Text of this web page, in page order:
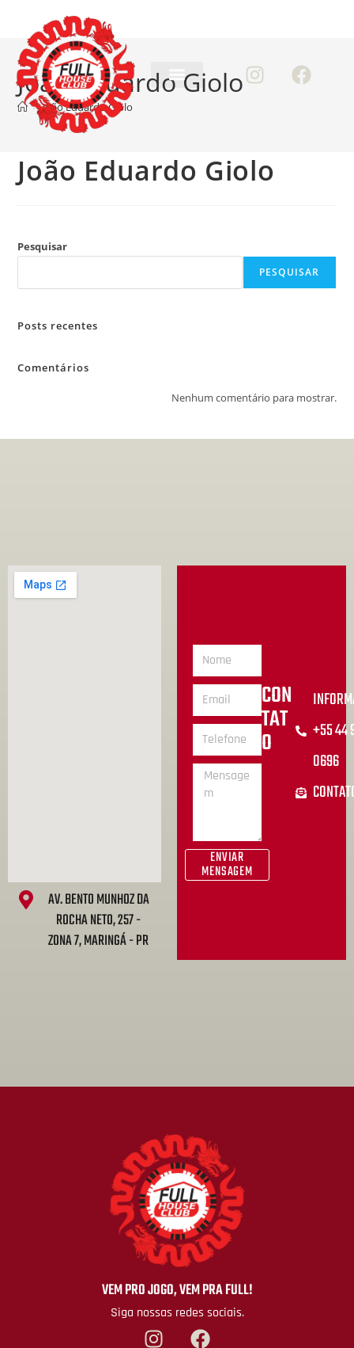
João Eduardo Giolo
> João Eduardo Giolo
João Eduardo Giolo
Pesquisar
PESQUISAR
Posts recentes
Comentários
Nenhum comentário para mostrar.
AV. BENTO MUNHOZ DA
ROCHA NETO, 257 -
ZONA 7, MARINGÁ - PR
ENVIAR
MENSAGEM
CON
TAT
O
+55 44
0696
VEM PRO JOGO, VEM PRA FULL!
Siga nossas redes sociais.